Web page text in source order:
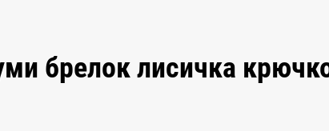
брелок лисичка